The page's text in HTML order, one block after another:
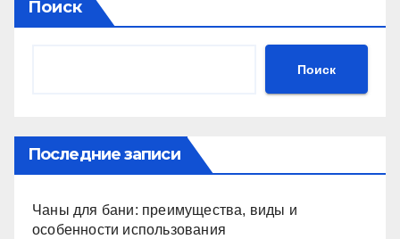
Поиск
Поиск
Последние записи
Чаны для бани: преимущества, виды и
особенности использования